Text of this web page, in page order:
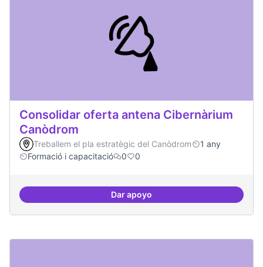
Consolidar oferta antena Cibernàrium
Canòdrom
Treballem el pla estratègic del Canòdrom
1 any
Formació i capacitació
0 0
Dar apoyoConsolidar oferta antena